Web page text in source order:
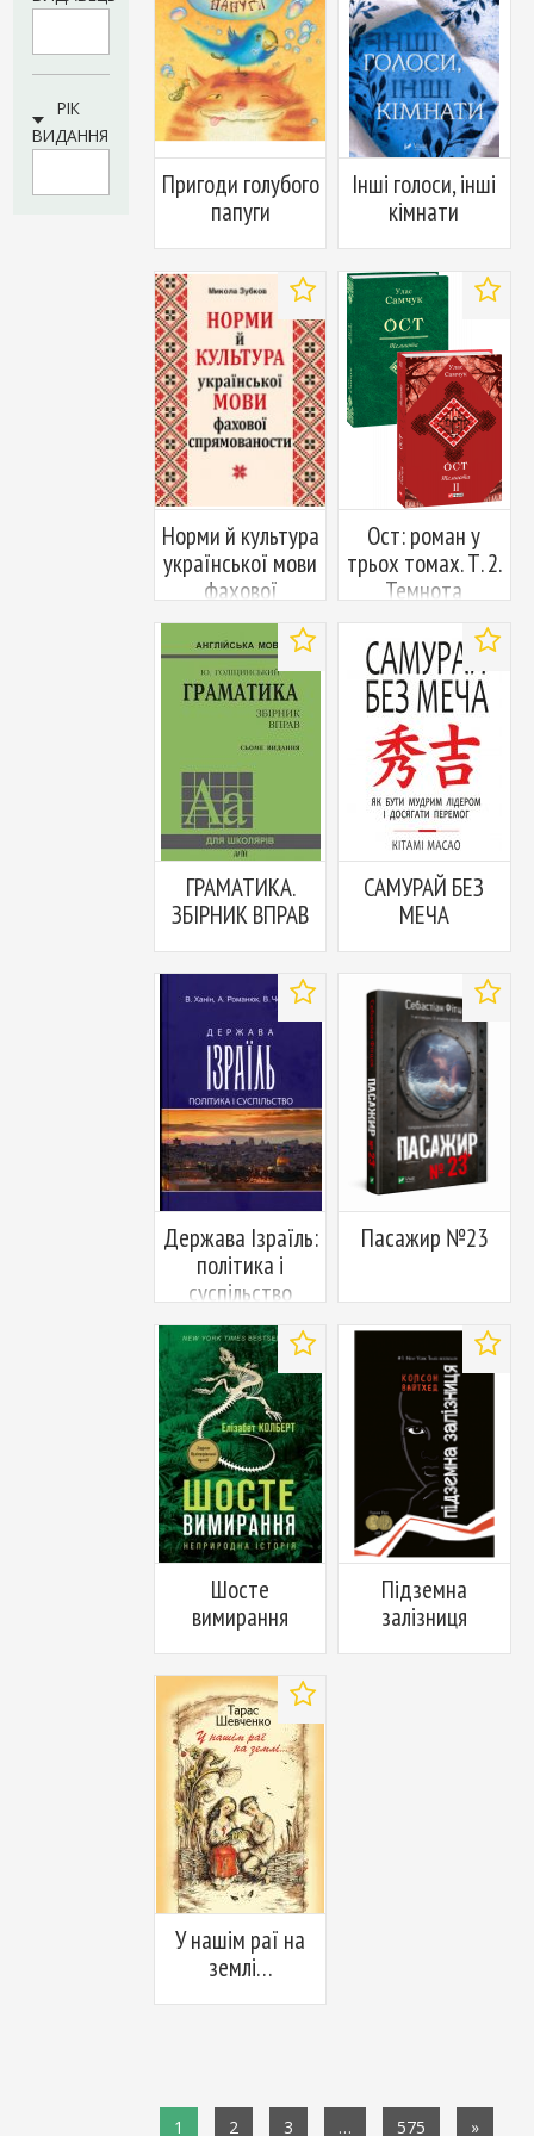
РІК
ВИДАННЯ
у
вибране
Пригоди голубого
папуги
у
Інші голоси, інші
кімнати
Додати
у
вибране
Норми й культура
української мови
фахової
спрямованости
у
Ост: роман у
трьох томах. Т. 2.
Темнота
Додати
у
ГРАМАТИКА.
ЗБІРНИК ВПРАВ
Додати
САМУРАЙ БЕЗ
МЕЧА
вибране
Держава Ізраїль:
політика і
суспільство
Додати
у
Пасажир №23
Додати
у
вибране
Шосте
вимирання
Підземна
залізниця
Додати
вибране
У нашім раї на
землі…
1 2 3 … 575 »